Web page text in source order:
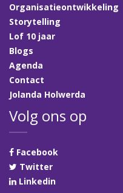
Organisatieontwikkeling
Storytelling
Lof 10 jaar
Blogs
Agenda
Contact
Jolanda Holwerda
Volg ons op
Facebook
Twitter
Linkedin